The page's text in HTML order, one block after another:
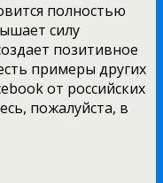
полностью
силу
позитивное
примеры других
от российских
пожалуйста, в